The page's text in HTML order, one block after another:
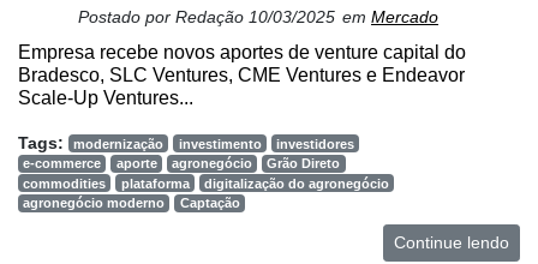
Postado por Redação 10/03/2025 em Mercado
Empresa recebe novos aportes de venture capital do
Bradesco, SLC Ventures, CME Ventures e Endeavor
Scale-Up Ventures...
Tags: modernização investimento
investidores
e-commerce
aporte agronegócio
Grão Direto
commodities
plataforma
digitalização do agronegócio
agronegócio moderno
Captação
Continue lendo